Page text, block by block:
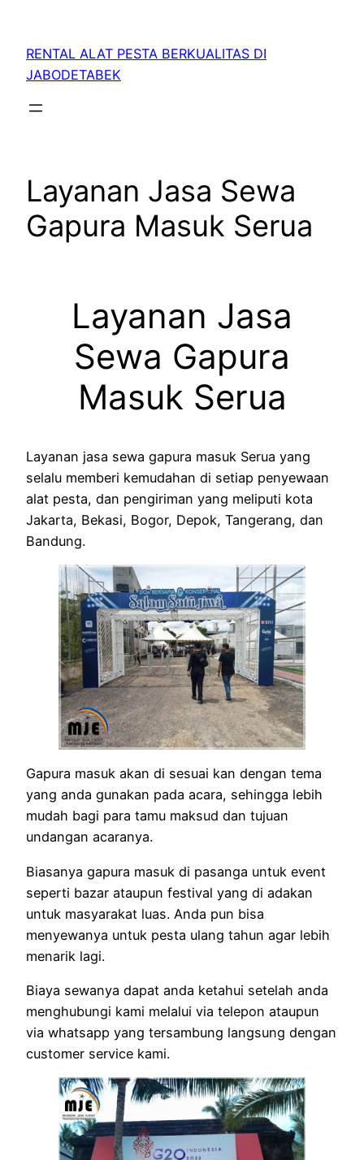
RENTAL ALAT PESTA BERKUALITAS DI
JABODETABEK
Layanan Jasa Sewa
Gapura Masuk Serua
Layanan Jasa
Sewa Gapura
Masuk Serua
Layanan jasa sewa gapura masuk Serua yang
selalu memberi kemudahan di setiap penyewaan
alat pesta, dan pengiriman yang meliputi kota
Jakarta, Bekasi, Bogor, Depok, Tangerang, dan
Bandung.
Gapura masuk akan di sesuai kan dengan tema
yang anda gunakan pada acara, sehingga lebih
mudah bagi para tamu maksud dan tujuan
undangan acaranya.
Biasanya gapura masuk di pasanga untuk event
seperti bazar ataupun festival yang di adakan
untuk masyarakat luas. Anda pun bisa
menyewanya untuk pesta ulang tahun agar lebih
menarik lagi.
Biaya sewanya dapat anda ketahui setelah anda
menghubungi kami melalui via telepon ataupun
via whatsapp yang tersambung langsung dengan
customer service kami.